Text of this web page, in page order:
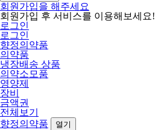
회원가입을 해주세요
회원가입 후 서비스를 이용해보세요!
로그인
로그인
향정의약품
의약품
냉장배송 상품
의약소모품
영양제
장비
금액권
전체보기
향정의약품
열기